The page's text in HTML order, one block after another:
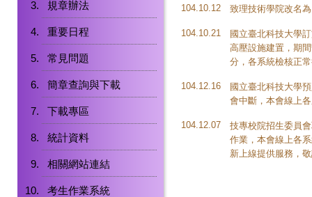
規章辦法
重要日程
常見問題
簡章查詢與下載
下載專區
統計資料
相關網站連結
考生作業系統
104.10.12 致理技術學院改名
104.10.21
國立臺北科技大學
高壓設施建置，期
分，各系統檢核正
104.12.16
國立臺北科技大學
會中斷，本會線上
104.12.07
技專校院招生委員
作業，本會線上各
新上線提供服務，